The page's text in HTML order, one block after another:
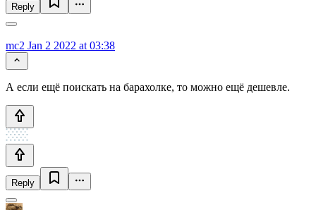
Reply
mc2 Jan 2 2022 at 03:38
А если ещё поискать на барахолке, то можно ещё дешевле.
Reply